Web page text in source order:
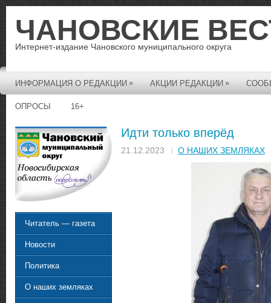
ЧАНОВСКИЕ
Интернет-издание Чановского муниципального округа
ИНФОРМАЦИЯ О РЕДАКЦИИ » АКЦИИ РЕДАКЦИИ »
ОПРОСЫ 16+
Идти только вперёд
21.12.2023 О НАШИХ ЗЕМЛЯКАХ
Читатель — газета
Новости
Политика
О наших земляках